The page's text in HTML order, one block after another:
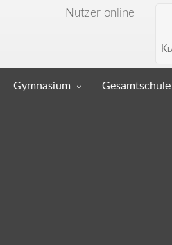
Nutzer online
Gymnasium Gesamtschule